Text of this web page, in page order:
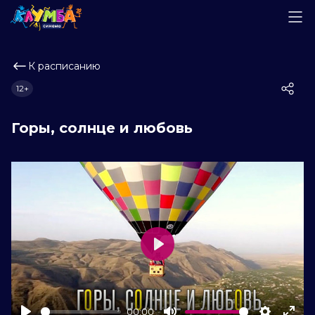
К расписанию
Горы, солнце и любовь
12+
00:00
Play